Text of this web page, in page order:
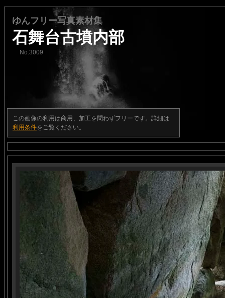
ゆんフリー写真素材集
石舞台古墳内部
No.3009
この画像の利用は商用、加工を問わずフリーです。詳細は
利用条件をご覧ください。